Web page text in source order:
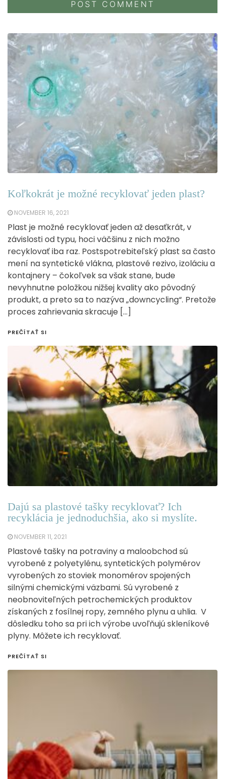
Koľkokrát je možné recyklovať jeden plast?
NOVEMBER 16, 2021
Plast je možné recyklovať jeden až desaťkrát, v
závislosti od typu, hoci väčšinu z nich možno
recyklovať iba raz. Postspotrebiteľský plast sa často
mení na syntetické vlákna, plastové rezivo, izoláciu a
kontajnery – čokoľvek sa však stane, bude
nevyhnutne položkou nižšej kvality ako pôvodný
produkt, a preto sa to nazýva „downcycling“. Pretože
proces zahrievania skracuje […]
PREČÍTAŤ SI
Dajú sa plastové tašky recyklovať? Ich
recyklácia je jednoduchšia, ako si myslíte.
NOVEMBER 11, 2021
Plastové tašky na potraviny a maloobchod sú
vyrobené z polyetylénu, syntetických polymérov
vyrobených zo stoviek monomérov spojených
silnými chemickými väzbami. Sú vyrobené z
neobnoviteľných petrochemických produktov
získaných z fosílnej ropy, zemného plynu a uhlia. V
dôsledku toho sa pri ich výrobe uvoľňujú skleníkové
plyny. Môžete ich recyklovať.
PREČÍTAŤ SI